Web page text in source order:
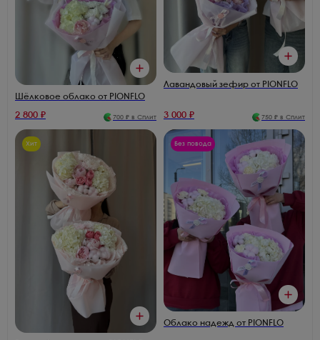
Шёлковое облако от PIONFLO
2 800 ₽ 700 ₽ в Сплит
Лавандовый зефир от PIONFLO
3 000 ₽ 750 ₽ в Сплит
Хит Без повода
Облако надежд от PIONFLO